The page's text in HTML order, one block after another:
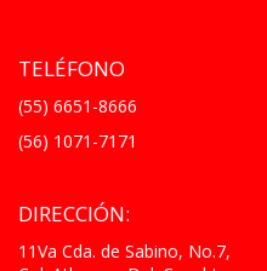
TELÉFONO
(55) 6651-8666
(56) 1071-7171
DIRECCIÓN:
11Va Cda. de Sabino, No.7,